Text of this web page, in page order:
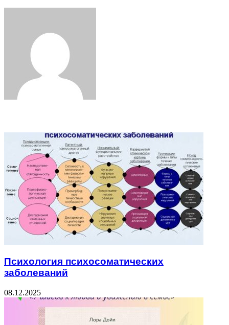
Психология психосоматических
заболеваний
08.12.2025